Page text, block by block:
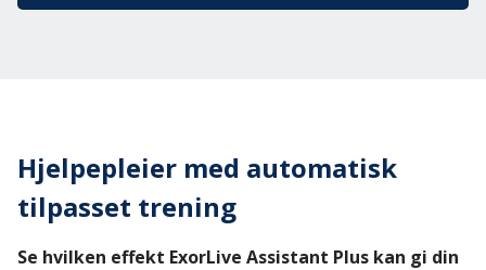
Hjelpepleier med automatisk
tilpasset trening
Se hvilken effekt ExorLive Assistant Plus kan gi din